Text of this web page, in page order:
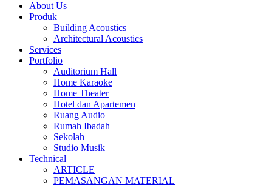
About Us
Produk
Building Acoustics
Architectural Acoustics
Services
Portfolio
Auditorium Hall
Home Karaoke
Home Theater
Hotel dan Apartemen
Ruang Audio
Rumah Ibadah
Sekolah
Studio Musik
Technical
ARTICLE
PEMASANGAN MATERIAL